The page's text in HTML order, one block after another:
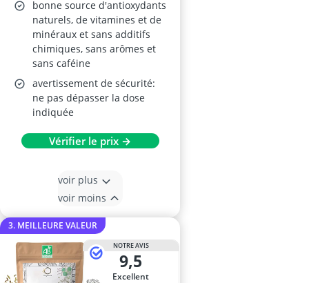
bonne source d'antioxydants
naturels, de vitamines et de
minéraux et sans additifs
chimiques, sans arômes et
sans caféine
avertissement de sécurité:
ne pas dépasser la dose
indiquée
Vérifier le prix →
voir plus
voir moins
3. MEILLEURE VALEUR
NOTRE AVIS
9,5
Excellent